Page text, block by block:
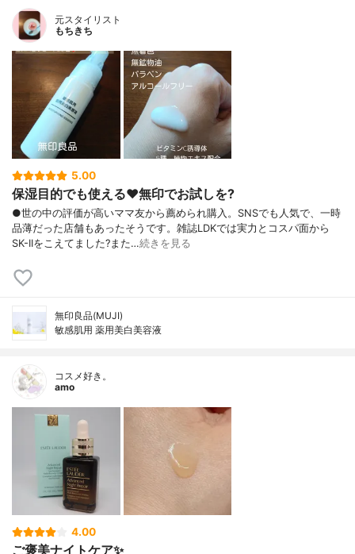
元スタイリスト
もちきち
5.00
保湿目的でも使える♥️無印でお試しを?
●世の中の評価が高いママ友から薦められ購入。SNSでも人気で、一時
品薄だった店舗もあったそうです。雑誌LDKでは実力とコスパ面から
SK-IIをこえてました?また…続きを見る
無印良品(MUJI)
敏感肌用 薬用美白美容液
コスメ好き。
amo
4.00
ご褒美ナイトケア✨